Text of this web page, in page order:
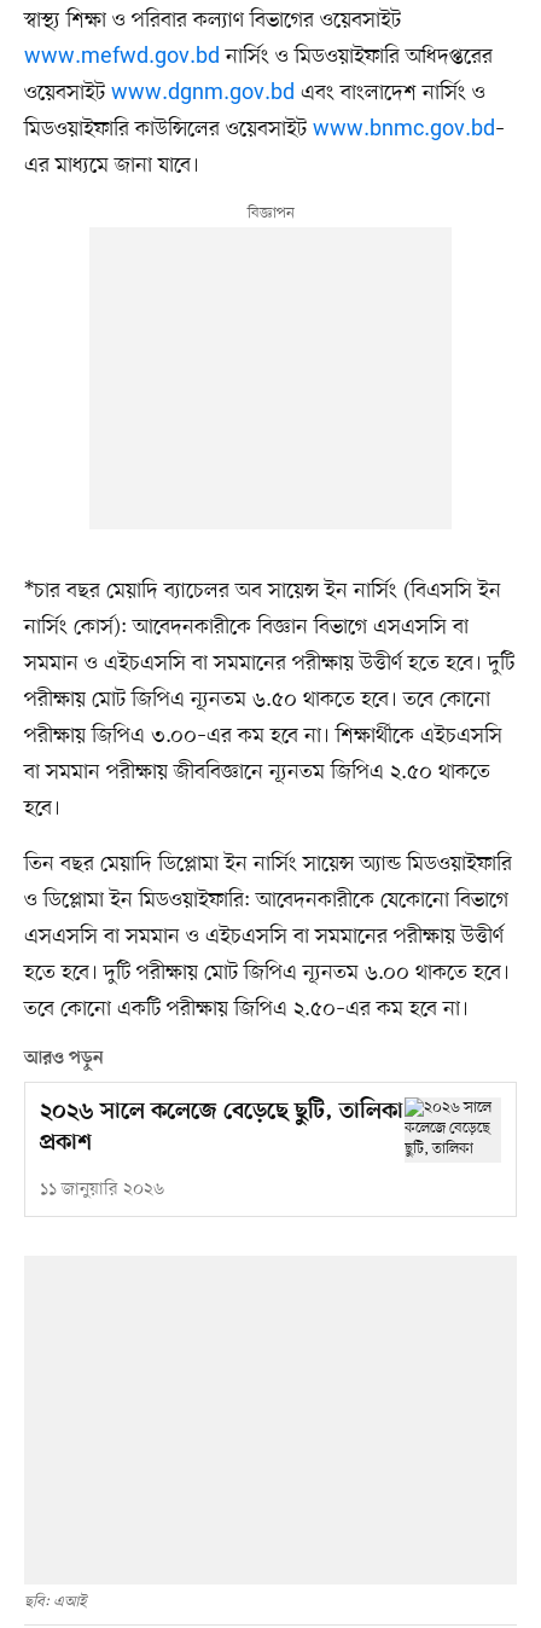
স্বাস্থ্য শিক্ষা ও পরিবার কল্যাণ বিভাগের ওয়েবসাইট
www.mefwd.gov.bd নার্সিং ও মিডওয়াইফারি অধিদপ্তরের
ওয়েবসাইট www.dgnm.gov.bd এবং বাংলাদেশ নার্সিং ও
মিডওয়াইফারি কাউন্সিলের ওয়েবসাইট www.bnmc.gov.bd–
এর মাধ্যমে জানা যাবে।
*চার বছর মেয়াদি ব্যাচেলর অব সায়েন্স ইন নার্সিং (বিএসসি ইন
নার্সিং কোর্স): আবেদনকারীকে বিজ্ঞান বিভাগে এসএসসি বা
সমমান ও এইচএসসি বা সমমানের পরীক্ষায় উত্তীর্ণ হতে হবে। দুটি
পরীক্ষায় মোট জিপিএ ন্যূনতম ৬.৫০ থাকতে হবে। তবে কোনো
পরীক্ষায় জিপিএ ৩.০০–এর কম হবে না। শিক্ষার্থীকে এইচএসসি
বা সমমান পরীক্ষায় জীববিজ্ঞানে ন্যূনতম জিপিএ ২.৫০ থাকতে
হবে।
তিন বছর মেয়াদি ডিপ্লোমা ইন নার্সিং সায়েন্স অ্যান্ড মিডওয়াইফারি
ও ডিপ্লোমা ইন মিডওয়াইফারি: আবেদনকারীকে যেকোনো বিভাগে
এসএসসি বা সমমান ও এইচএসসি বা সমমানের পরীক্ষায় উত্তীর্ণ
হতে হবে। দুটি পরীক্ষায় মোট জিপিএ ন্যূনতম ৬.০০ থাকতে হবে।
তবে কোনো একটি পরীক্ষায় জিপিএ ২.৫০–এর কম হবে না।
আরও পড়ুন
২০২৬ সালে কলেজে বেড়েছে ছুটি, তালিকা
প্রকাশ
১১ জানুয়ারি ২০২৬
ছবি: এআই